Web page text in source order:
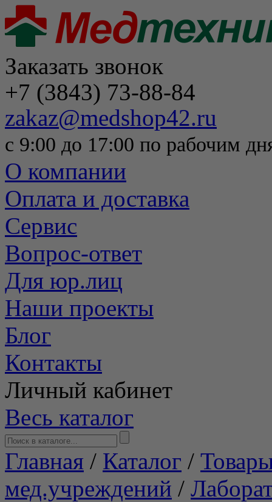
Заказать звонок
+7 (3843) 73-88-84
zakaz@medshop42.ru
с 9:00 до 17:00 по рабочим
О компании
Оплата и доставка
Сервис
Вопрос-ответ
Для юр.лиц
Наши проекты
Блог
Контакты
Личный кабинет
Весь каталог
Главная / Каталог /
мед.учреждений /